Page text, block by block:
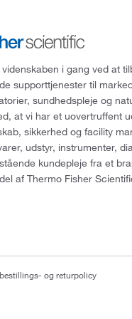
i gang ved at
supporttjenester til
sundhedspleje og
at vi har et uovertruffent
sikkerhed og facility
udstyr, instrumenter,
kundepleje fra et
af Thermo Fisher
og returpolicy